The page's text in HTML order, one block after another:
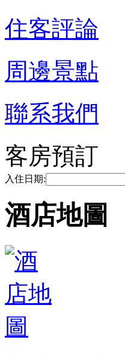
住客評論
周邊景點
聯系我們
客房預訂
入住日期:
酒店地圖